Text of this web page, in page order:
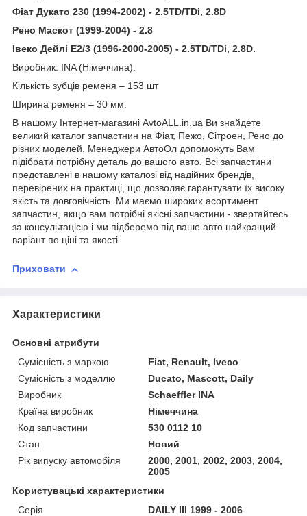
Фіат Дукато 230 (1994-2002) - 2.5TD/TDi, 2.8D
Рено Маскот (1999-2004) - 2.8
Івеко Дейлі Е2/3 (1996-2000-2005) - 2.5TD/TDi, 2.8D.
Виробник: INA (Німеччина).
Кількість зубців ременя – 153 шт
Ширина ременя – 30 мм.
В нашому Інтернет-магазині AvtoALL.in.ua Ви знайдете
великий каталог запчастнин на Фіат, Пежо, Сітроен, Рено до
різних моделей. Менеджери АвтоОл допоможуть Вам
підібрати потрібну деталь до вашого авто. Всі запчастини
представлені в нашому каталозі від надійних брендів,
перевірених на практиці, що дозволяє гарантувати їх високу
якість та довговічність. Ми маємо широких асортимент
запчастин, якщо вам потрібні якісні запчастини - звертайтесь
за консультацією і ми підберемо під ваше авто найкращий
варіант по ціні та якості.
Приховати
Характеристики
Основні атрибути
Сумісність з маркою
Fiat, Renault, Iveco
Сумісність з моделлю
Ducato, Mascott, Daily
Виробник
Schaeffler INA
Країна виробник
Німеччина
Код запчастини
530 0112 10
Стан
Новий
Рік випуску автомобіля
2000, 2001, 2002, 2003, 2004,
2005
Користувацькі характеристики
Серія
DAILY III 1999 - 2006